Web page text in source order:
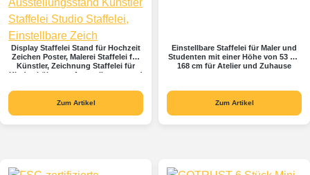
Display Staffelei Stand für Hochzeit
Zeichen Poster, Malerei Staffelei für
Künstler, Zeichnung Staffelei für
Kinder, hölzerner Ausstellungsstand
Einstellbare Zeich
Zum Artikel
Einstellbare Staffelei für Maler und
Studenten mit einer Höhe von 53 bis
168 cm für Atelier und Zuhause
Zum Artikel